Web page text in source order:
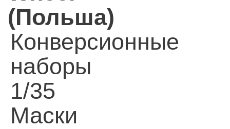
(Польша)
Конверсионные
наборы
1/35
Маски